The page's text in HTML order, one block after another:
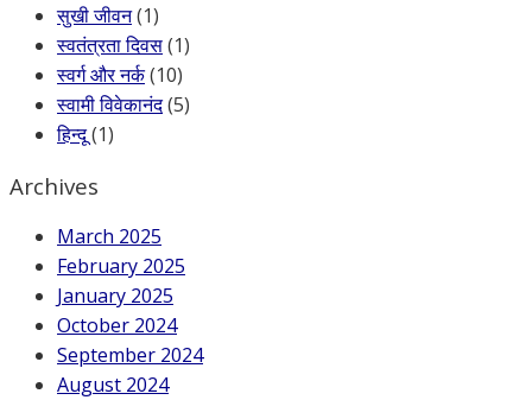
सुखी जीवन(1)
स्वतंत्रता दिवस(1)
स्वर्ग और नर्क(10)
स्वामी विवेकानंद(5)
हिन्दू(1)
Archives
March 2025
February 2025
January 2025
October 2024
September 2024
August 2024